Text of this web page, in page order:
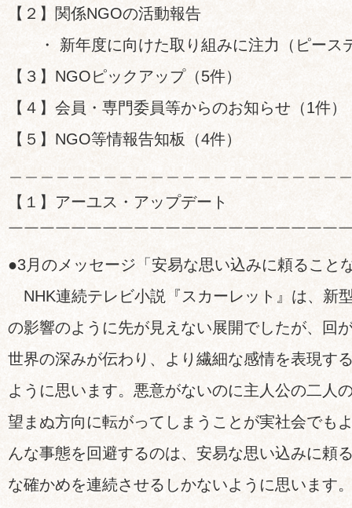
【２】関係NGOの活動報告
・ 新年度に向けた取り組みに注力（ピー
【３】NGOピックアップ（5件）
【４】会員・専門委員等からのお知らせ（1件）
【５】NGO等情報告知板（4件）
＿＿＿＿＿＿＿＿＿＿＿＿＿＿＿＿＿＿＿＿＿
【１】アーユス・アップデート
￣￣￣￣￣￣￣￣￣￣￣￣￣￣￣￣￣￣￣￣￣
●3月のメッセージ「安易な思い込みに頼ること
NHK連続テレビ小説『スカーレット』は、新
の影響のように先が見えない展開でしたが、回
世界の深みが伝わり、より繊細な感情を表現す
ように思います。悪意がないのに主人公の二人
望まぬ方向に転がってしまうことが実社会でも
んな事態を回避するのは、安易な思い込みに頼
な確かめを連続させるしかないように思います